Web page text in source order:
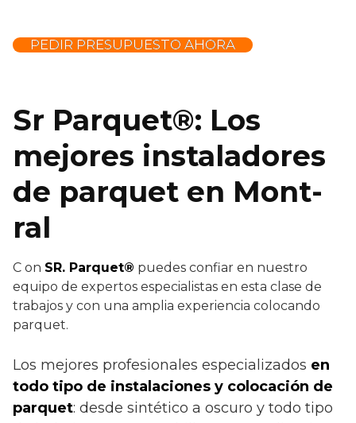
PEDIR PRESUPUESTO AHORA
Sr Parquet®: Los
mejores instaladores
de parquet en Mont-
ral
C on SR. Parquet® puedes confiar en nuestro
equipo de expertos especialistas en esta clase de
trabajos y con una amplia experiencia colocando
parquet.
Los mejores profesionales especializados en
todo tipo de instalaciones y colocación de
parquet: desde sintético a oscuro y todo tipo